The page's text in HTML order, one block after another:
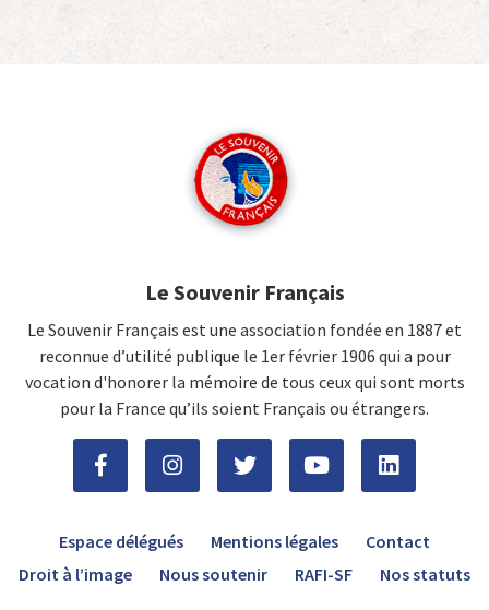
Le Souvenir Français
Le Souvenir Français est une association fondée en 1887 et
reconnue d’utilité publique le 1er février 1906 qui a pour
vocation d'honorer la mémoire de tous ceux qui sont morts
pour la France qu’ils soient Français ou étrangers.
Espace délégués Mentions légales
Contact
Droit à l’image
Nous soutenir RAFI-SF Nos statuts